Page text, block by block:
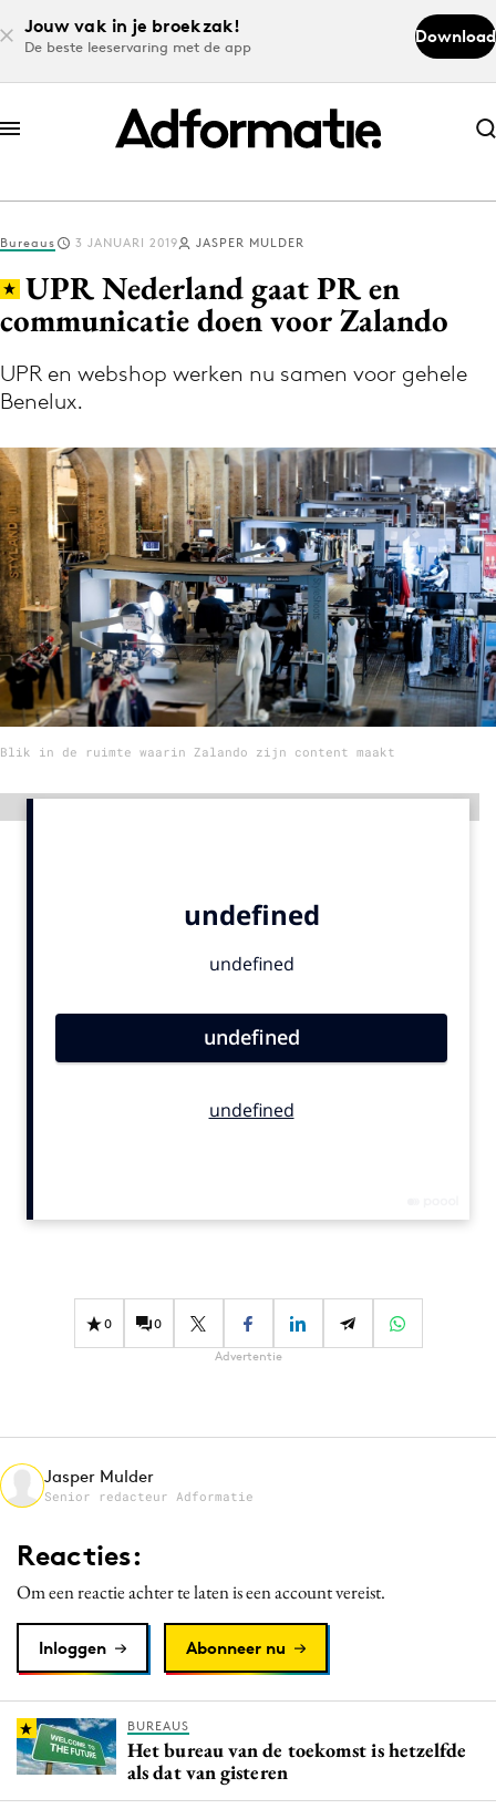
Jouw vak in je broekzak!
De beste leeservaring met de app
Download
Abonneer nu
Abonneer nu
Log in
Volg het laatste nieuws via de Adformatie
Menu
Home
9 sept: GenAI-training
12 nov: MarketingLive!
Adverteren
Events
Opleidingen
Vacatures
Bureaus
Effectiviteit
Martech
Media
Merkstrategie
Purpose Marketing
Reputatie & crisis
Bureaus 3 JANUARI 2019 JASPER MULDER
UPR Nederland gaat PR en
communicatie doen voor Zalando
UPR en webshop werken nu samen voor gehele
Benelux.
Blik in de ruimte waarin Zalando zijn content maakt
0 0
Advertentie
Jasper Mulder
Senior redacteur Adformatie
Reacties:
Om een reactie achter te laten is een account vereist.
Inloggen Abonneer nu
BUREAUS
Het bureau van de toekomst is hetzelfde
als dat van gisteren